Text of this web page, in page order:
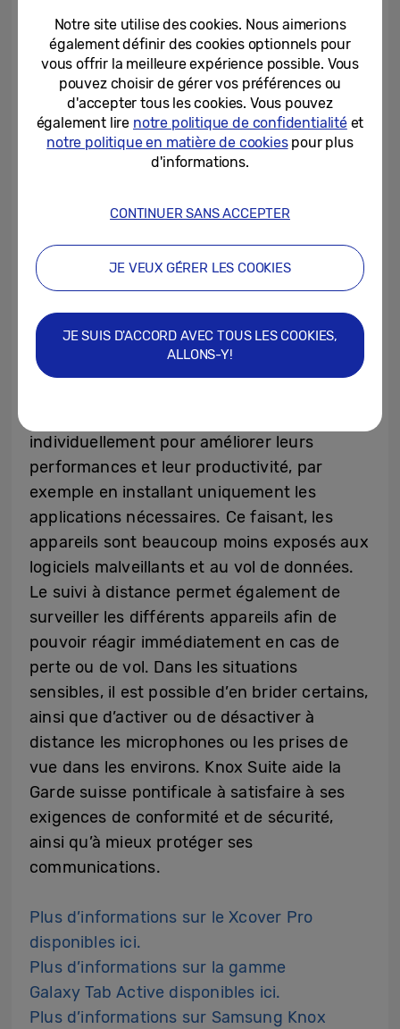
Galaxy Tab Active 3 sont résistantes contre
l’eau et la poussière conformément à la
norme IP68¹, peuvent s’utiliser avec des
gants² et disposent d’une batterie d’une
grande autonomie.
S’agissant de la configuration des appareils,
la Garde suisse pontificale a opté pour
Knox Suite. La plate-forme entièrement
intégrée de Samsung facilite la
configuration, la sécurisation, la gestion et
l’analyse des appareils, qu’il s’agisse d’un
individuellement pour améliorer leurs
performances et leur productivité, par
exemple en installant uniquement les
applications nécessaires. Ce faisant, les
appareils sont beaucoup moins exposés aux
logiciels malveillants et au vol de données.
Le suivi à distance permet également de
surveiller les différents appareils afin de
pouvoir réagir immédiatement en cas de
perte ou de vol. Dans les situations
sensibles, il est possible d’en brider certains,
ainsi que d’activer ou de désactiver à
distance les microphones ou les prises de
vue dans les environs. Knox Suite aide la
Garde suisse pontificale à satisfaire à ses
exigences de conformité et de sécurité,
ainsi qu’à mieux protéger ses
communications.
Plus d’informations sur le Xcover Pro
disponibles ici.
Plus d’informations sur la gamme
Galaxy Tab Active disponibles ici.
Plus d’informations sur Samsung Knox
Notre site utilise des cookies. Nous aimerions
également définir des cookies optionnels pour
vous offrir la meilleure expérience possible. Vous
pouvez choisir de gérer vos préférences ou
d'accepter tous les cookies. Vous pouvez
également lire notre politique de confidentialitéet
notre politique en matière de cookiespour plus
d'informations.
CONTINUER SANS ACCEPTER
JE VEUX GÉRER LES COOKIES
JE SUIS D'ACCORD AVEC TOUS LES COOKIES,
ALLONS-Y!